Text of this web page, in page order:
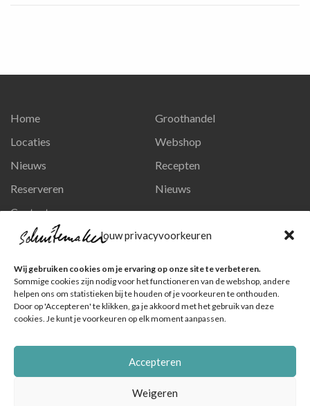
Jouw privacyvoorkeuren
Wij gebruiken cookies om je ervaring op onze site te verbeteren.
Sommige cookies zijn nodig voor het functioneren van de webshop, andere
helpen ons om statistieken bij te houden of je voorkeuren te onthouden.
Door op 'Accepteren' te klikken, ga je akkoord met het gebruik van deze
cookies. Je kunt je voorkeuren op elk moment aanpassen.
Accepteren
Weigeren
Home
Locaties
Nieuws
Reserveren
Contact
Privacy en persoonsgegevens
Groothandel
Webshop
Recepten
Nieuws
Ga naar onze pagina
Volg ons op Instagram
Ga naar onze pagina